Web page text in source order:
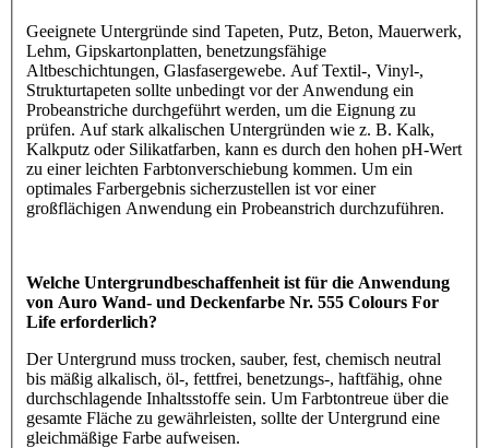
Geeignete Untergründe sind Tapeten, Putz, Beton, Mauerwerk,
Lehm, Gipskartonplatten, benetzungsfähige
Altbeschichtungen, Glasfasergewebe. Auf Textil-, Vinyl-,
Strukturtapeten sollte unbedingt vor der Anwendung ein
Probeanstriche durchgeführt werden, um die Eignung zu
prüfen. Auf stark alkalischen Untergründen wie z. B. Kalk,
Kalkputz oder Silikatfarben, kann es durch den hohen pH-Wert
zu einer leichten Farbtonverschiebung kommen. Um ein
optimales Farbergebnis sicherzustellen ist vor einer
großflächigen Anwendung ein Probeanstrich durchzuführen.
Welche Untergrundbeschaffenheit ist für die Anwendung
von Auro Wand- und Deckenfarbe Nr. 555 Colours For
Life erforderlich?
Der Untergrund muss trocken, sauber, fest, chemisch neutral
bis mäßig alkalisch, öl-, fettfrei, benetzungs-, haftfähig, ohne
durchschlagende Inhaltsstoffe sein. Um Farbtontreue über die
gesamte Fläche zu gewährleisten, sollte der Untergrund eine
gleichmäßige Farbe aufweisen.